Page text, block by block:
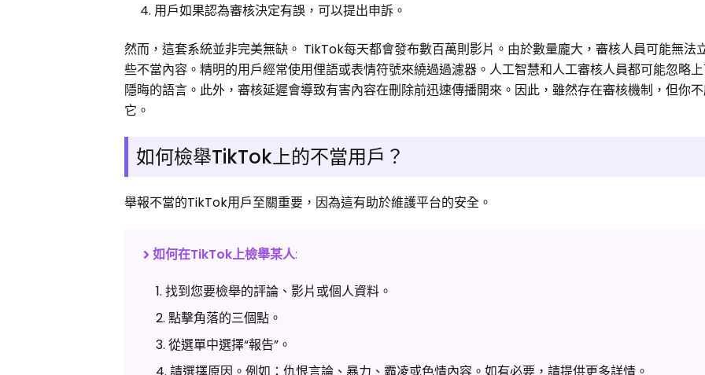
用戶如果認為審核決定有誤，可以提出申訴。
然而，這套系統並非完美無缺。 TikTok每天都會發布數百萬則影片。由於數量龐大，審核人員可能無法
些不當內容。精明的用戶經常使用俚語或表情符號來繞過過濾器。人工智慧和人工審核人員都可能忽略
隱晦的語言。此外，審核延遲會導致有害內容在刪除前迅速傳播開來。因此，雖然存在審核機制，但你
它。
如何檢舉TikTok上的不當用戶？
舉報不當的TikTok用戶至關重要，因為這有助於維護平台的安全。
如何在TikTok上檢舉某人:
找到您要檢舉的評論、影片或個人資料。
點擊角落的三個點。
從選單中選擇“報告”。
請選擇原因。例如：仇恨言論、暴力、霸凌或色情內容。如有必要，請提供更多詳情。